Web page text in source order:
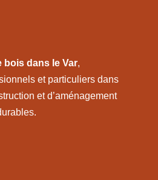
bois dans le Var,
et particuliers dans
et d’aménagement